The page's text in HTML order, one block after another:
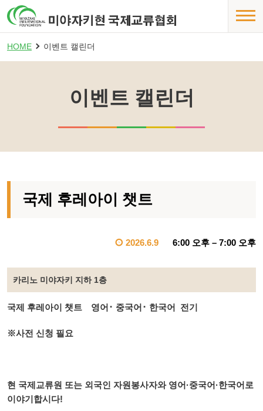
HOME 이벤트 캘린더
이벤트 캘린더
국제 후레아이 챗트
2026.6.9 6:00 오후–7:00 오후
카리노 미야자키 지하 1층
국제 후레아이 챗트 영어･ 중국어･ 한국어 전기
※사전 신청 필요
현 국제교류원 또는 외국인 자원봉사자와 영어·중국어·한국어로
이야기합시다!